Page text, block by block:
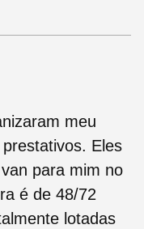
meu
Eles
para mim no
é de 48/72
lotadas